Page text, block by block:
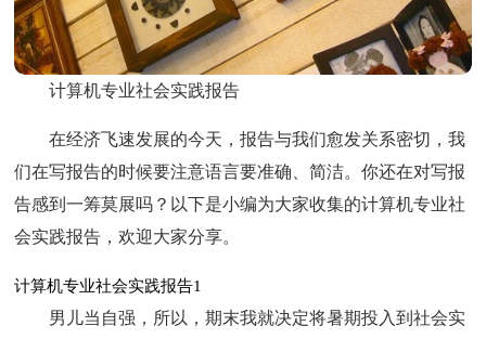
计算机专业社会实践报告
在经济飞速发展的今天，报告与我们愈发关系密切，我
们在写报告的时候要注意语言要准确、简洁。你还在对写报
告感到一筹莫展吗？以下是小编为大家收集的计算机专业社
会实践报告，欢迎大家分享。
计算机专业社会实践报告1
男儿当自强，所以，期末我就决定将暑期投入到社会实